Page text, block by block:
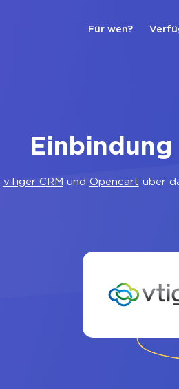
Für wen?
vTiger CRM und Opencart über